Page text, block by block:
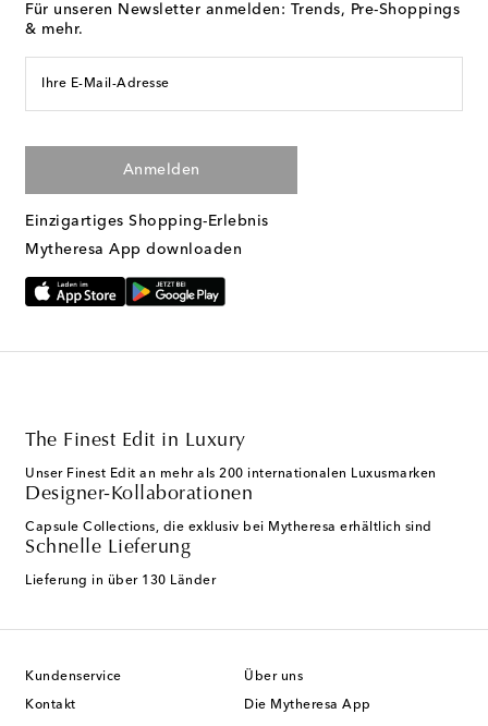
Für unseren Newsletter anmelden: Trends, Pre-Shoppings
& mehr.
Ihre E-Mail-Adresse
Anmelden
Einzigartiges Shopping-Erlebnis
Mytheresa App downloaden
The Finest Edit in Luxury
Unser Finest Edit an mehr als 200 internationalen Luxusmarken
Designer-Kollaborationen
Capsule Collections, die exklusiv bei Mytheresa erhältlich sind
Schnelle Lieferung
Lieferung in über 130 Länder
Kundenservice
Kontakt
Über uns
Die Mytheresa App